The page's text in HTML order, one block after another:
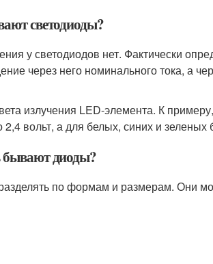
светодиоды?
у светодиодов нет. Фактически
через него номинального тока, а
излучения LED-элемента. К
2,4 вольт, а для белых, синих и зеленых
диоды?
по формам и размерам. Они